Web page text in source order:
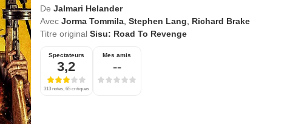
De Jalmari Helander
Avec Jorma Tommila, Stephen Lang
Richard Brake
Titre original Sisu: Road To Revenge
Spectateurs
3,2
313 notes, 65 critiques
Mes amis
--